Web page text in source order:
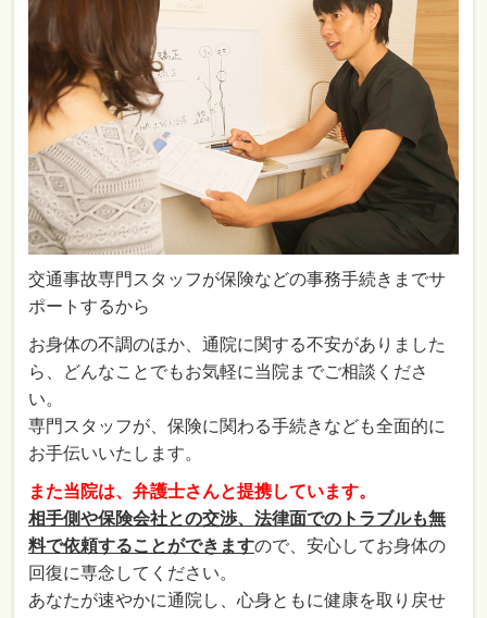
交通事故専門スタッフが保険などの事務手続きまでサ
ポートするから
お身体の不調のほか、通院に関する不安がありました
ら、どんなことでもお気軽に当院までご相談くださ
い。
専門スタッフが、保険に関わる手続きなども全面的に
お手伝いいたします。
また当院は、弁護士さんと提携しています。
相手側や保険会社との交渉、法律面でのトラブルも無
料で依頼することができますので、安心してお身体の
回復に専念してください。
あなたが速やかに通院し、心身ともに健康を取り戻せ